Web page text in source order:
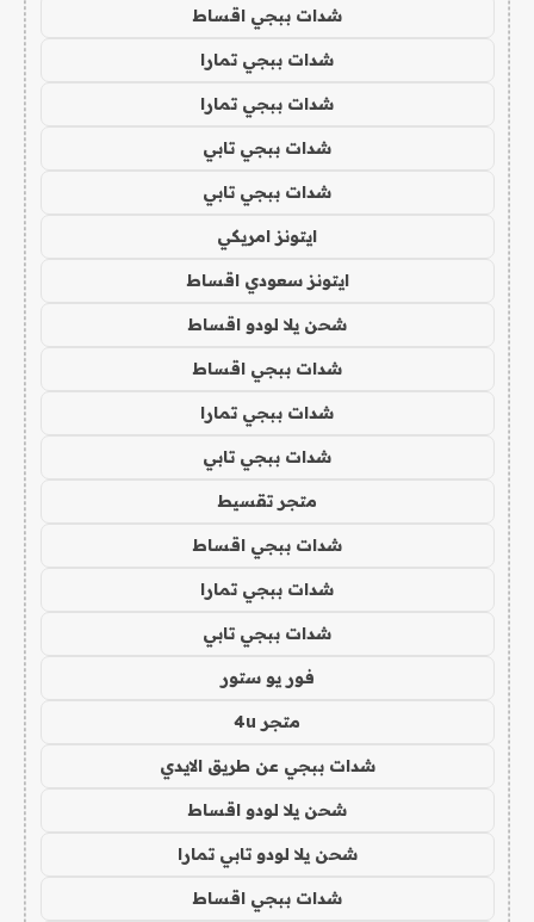
شدات ببجي اقساط
شدات ببجي تمارا
شدات ببجي تمارا
شدات ببجي تابي
شدات ببجي تابي
ايتونز امريكي
ايتونز سعودي اقساط
شحن يلا لودو اقساط
شدات ببجي اقساط
شدات ببجي تمارا
شدات ببجي تابي
متجر تقسيط
شدات ببجي اقساط
شدات ببجي تمارا
شدات ببجي تابي
فور يو ستور
متجر 4u
شدات ببجي عن طريق الايدي
شحن يلا لودو اقساط
شحن يلا لودو تابي تمارا
شدات ببجي اقساط